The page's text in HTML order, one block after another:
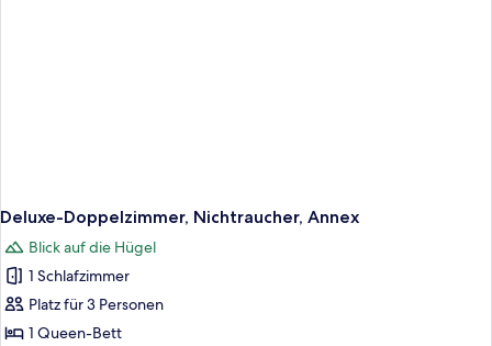
Deluxe-Doppelzimmer, Nichtraucher, Annex
Blick auf die Hügel
1 Schlafzimmer
Platz für 3 Personen
1 Queen-Bett